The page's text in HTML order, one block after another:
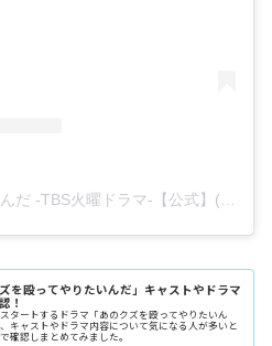
だ -TBS火曜ドラマ-【公式】
ズを殴ってやりたいんだ」キャストやドラマ
！
タートするドラマ「あのクズを殴ってやりたいん
キャストやドラマ内容について気になる人が多いと
確認しまとめてみました。